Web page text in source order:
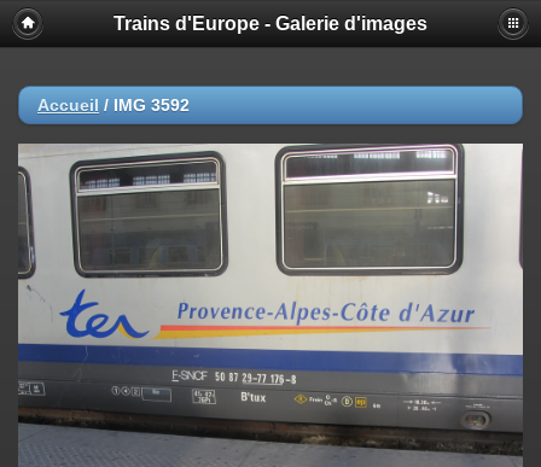
Trains d'Europe - Galerie d'images
Accueil / IMG 3592